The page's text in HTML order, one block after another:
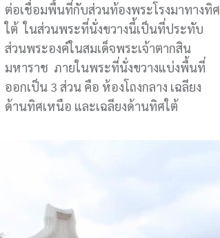
ต่อเชื่อมพื้นที่กับส่วนท้องพระโรงมาทางทิศ
ใต้ ในส่วนพระที่นั่งขวางนี้เป็นที่ประทับ
ส่วนพระองค์ในสมเด็จพระเจ้าตากสิน
มหาราช ภายในพระที่นั่งขวางแบ่งพื้นที่
ออกเป็น 3 ส่วน คือ ห้องโถงกลาง เฉลียง
ด้านทิศเหนือ และเฉลียงด้านทิศใต้